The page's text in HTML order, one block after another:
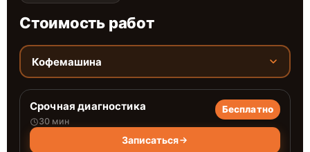
Стоимость работ
Кофемашина
Срочная диагностика
30 мин
Бесплатно
Записаться